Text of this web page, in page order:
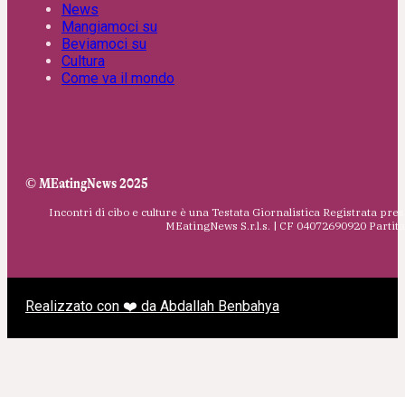
News
Mangiamoci su
Beviamoci su
Cultura
Come va il mondo
© MEatingNews 2025
Incontri di cibo e culture è una Testata Giornalistica Registrata
MEatingNews S.r.l.s. | CF 04072690920
Realizzato con ❤️ da Abdallah Benbahya